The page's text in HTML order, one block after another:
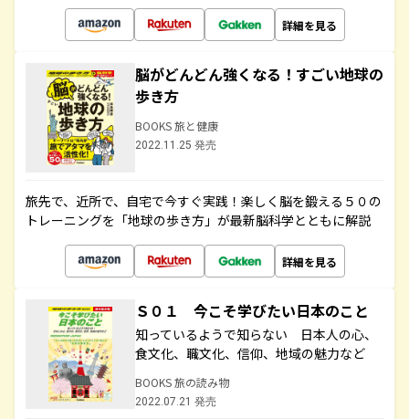
詳細を見る
脳がどんどん強くなる！すごい地球の
歩き方
BOOKS 旅と健康
2022.11.25 発売
旅先で、近所で、自宅で今すぐ実践！楽しく脳を鍛える５０の
トレーニングを「地球の歩き方」が最新脳科学とともに解説
詳細を見る
Ｓ０１ 今こそ学びたい日本のこと
知っているようで知らない 日本人の心、
食文化、職文化、信仰、地域の魅力など
BOOKS 旅の読み物
2022.07.21 発売